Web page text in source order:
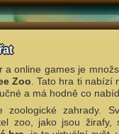
a online games je
Zoo . Tato hra ti nabízí
a má hodně co
zahrady.
zoo, jako jsou